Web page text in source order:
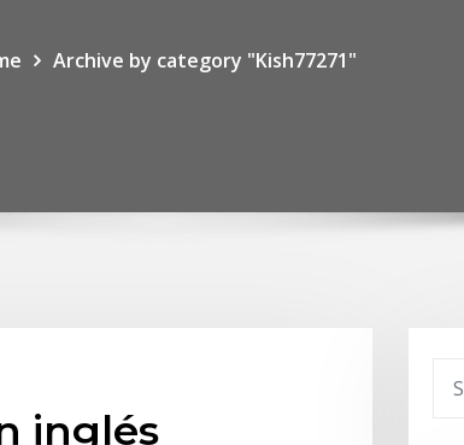
Archive by category "Kish77271"
inglés